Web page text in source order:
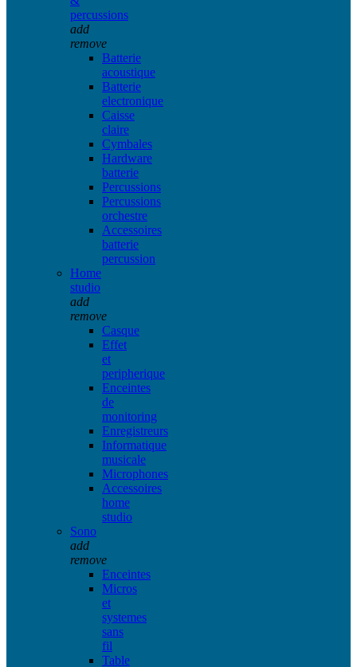
percussions
add
remove
Batterie
acoustique
Batterie
electronique
Caisse
claire
Cymbales
Hardware
batterie
Percussions
Percussions
orchestre
Accessoires
batterie
percussion
Home
studio
add
remove
Casque
Effet
et
peripherique
Enceintes
de
monitoring
Enregistreurs
Informatique
musicale
Microphones
Accessoires
home
studio
Sono
add
remove
Enceintes
Micros
et
systemes
sans
fil
Table